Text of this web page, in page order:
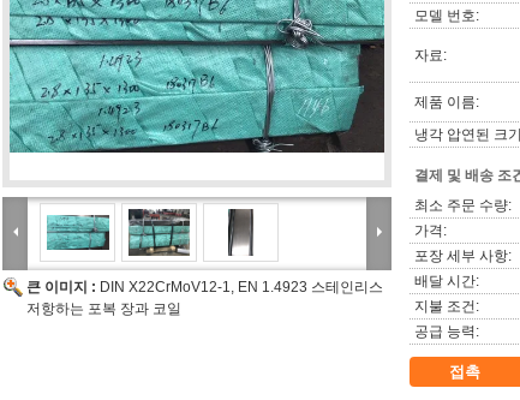
큰 이미지 : DIN X22CrMoV12-1, EN 1.4923 스테인리스
저항하는 포복 장과 코일
모델 번호:
자료:
제품 이름:
냉각 압연된 크
결제 및 배송 조
최소 주문 수량:
가격:
포장 세부 사항:
배달 시간:
지불 조건:
공급 능력:
접촉